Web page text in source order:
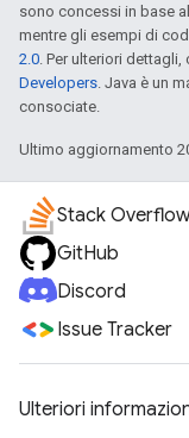
sono concessi in base
mentre gli esempi di
2.0. Per ulteriori dettagli,
Developers. Java è un
consociate.
Ultimo aggiornamento
Stack Overflow
GitHub
Discord
Issue Tracker
Ulteriori